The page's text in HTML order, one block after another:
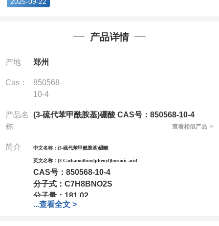
2025-09-22
产品详情
产地 郑州
Cas：
850568-
10-4
产品名
称
(3-硫代苯甲酰胺基)硼酸 CAS号：850568-10-4
查看相似产品 >
简介 中文名称： (3-硫代苯甲酰胺基)硼酸
英文名称： (3-Carbamothioylphenyl)boronic acid
CAS号： 850568-10-4
分子式： C7H8BNO2S
分子量： 181.02
包装：1Mg ; 5Mg;10Mg ;100Mg;250Mg ;500Mg
...查看全文 >